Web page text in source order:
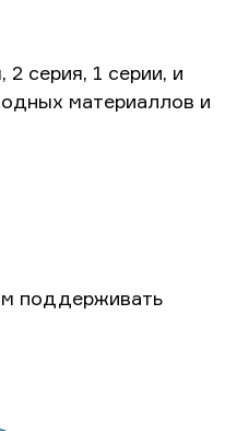
серия, 1 серии, и
материаллов и
поддерживать